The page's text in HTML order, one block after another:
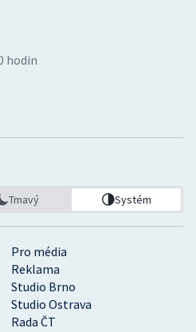
Pro média
Reklama
Studio Brno
Studio Ostrava
Rada ČT
hodin
Tmavý Systém